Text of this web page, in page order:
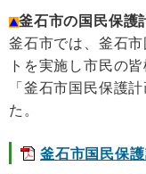
釜石市の国民保護
釜石市では、釜石
トを実施し市民の
「釜石市国民保護
た。
釜石市国民保